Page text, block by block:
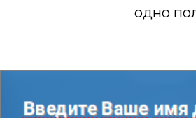
одно